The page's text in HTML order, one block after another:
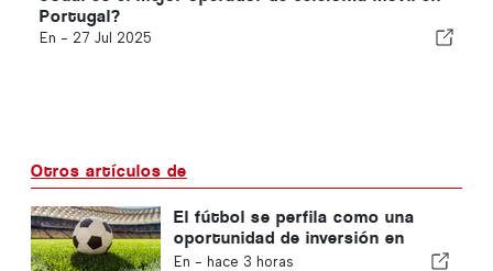
Portugal?
En - 27 Jul 2025
Otros artículos de
El fútbol se perfila como una
oportunidad de inversión en
auge en toda Europa
En - hace 3 horas